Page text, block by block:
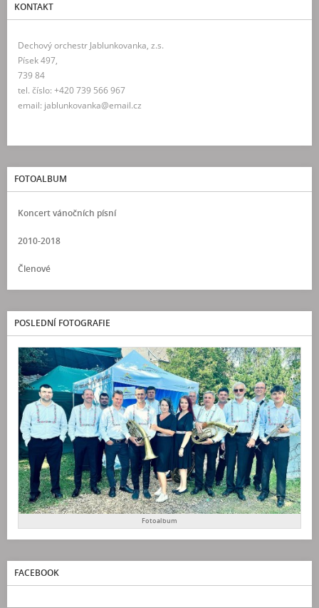
KONTAKT
Dechový orchestr Jablunkovanka, z.s.
Písek 497,
739 84
tel. číslo: +420 739 566 967
email: jablunkovanka@email.cz
FOTOALBUM
Koncert vánočních písní
2010-2018
Členové
POSLEDNÍ FOTOGRAFIE
Fotoalbum
FACEBOOK